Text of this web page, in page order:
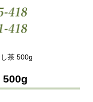
茶 500g
500g